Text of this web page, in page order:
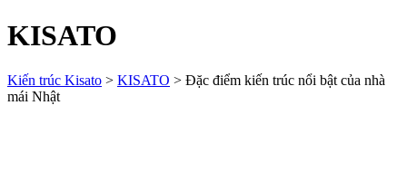
KISATO
Kiến trúc Kisato > KISATO > Đặc điểm kiến trúc nổi bật của nhà
mái Nhật